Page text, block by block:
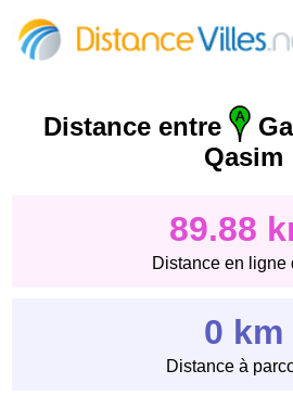
Distance entre
Qasim
89.88
Distance en ligne
0 km
Distance à